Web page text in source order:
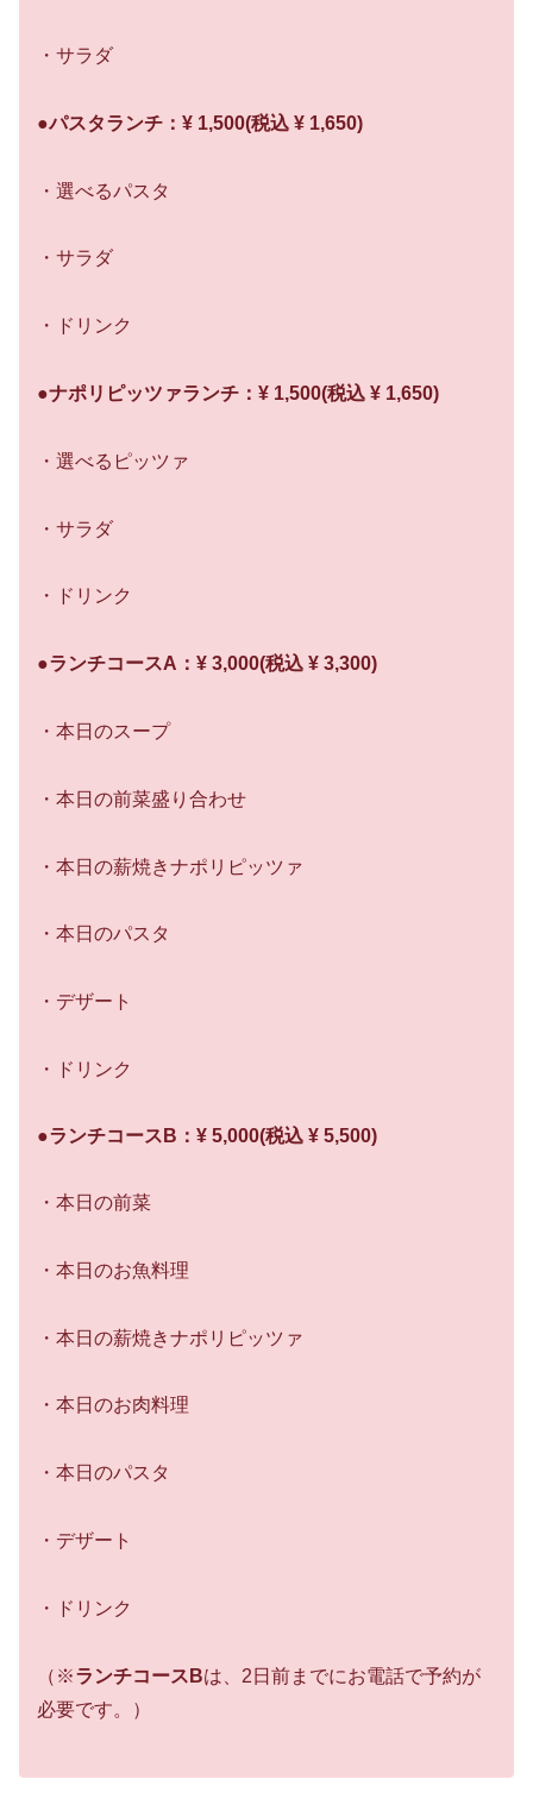
・サラダ
●パスタランチ：¥ 1,500(税込 ¥ 1,650)
・選べるパスタ
・サラダ
・ドリンク
●ナポリピッツァランチ：¥ 1,500(税込 ¥ 1,650)
・選べるピッツァ
・サラダ
・ドリンク
●ランチコースA：¥ 3,000(税込 ¥ 3,300)
・本日のスープ
・本日の前菜盛り合わせ
・本日の薪焼きナポリピッツァ
・本日のパスタ
・デザート
・ドリンク
●ランチコースB：¥ 5,000(税込 ¥ 5,500)
・本日の前菜
・本日のお魚料理
・本日の薪焼きナポリピッツァ
・本日のお肉料理
・本日のパスタ
・デザート
・ドリンク
（※ランチコースBは、2日前までにお電話で予約が
必要です。）